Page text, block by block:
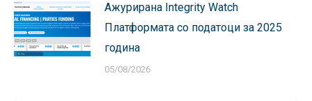
Ажурирана Integrity Watch
Платформата со податоци за 2025
година
05/08/2026